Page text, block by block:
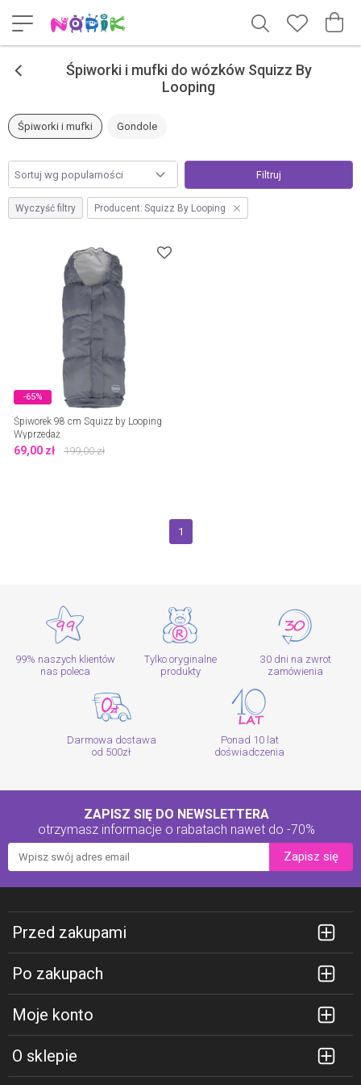
<
Śpiworki i mufki do wózków Squizz By
Looping
Gondole
Śpiworki i mufki
Filtruj
Wyczyść filtry Producent: Squizz By Looping
-65%
Śpiworek 98 cm Squizz by Looping
Wyprzedaż
69,00 zł 199,00zł
1
99% naszych klientów
nas poleca
Tylko oryginalne
produkty
30 dni na zwrot
zamówienia
Darmowa dostawa
od 500zł
Ponad 10 lat
doświadczenia
ZAPISZ SIĘ DO NEWSLETTERA
otrzymasz informacje o rabatach nawet do -70%
Zapisz się
Przed zakupami
Po zakupach
Moje konto
O sklepie